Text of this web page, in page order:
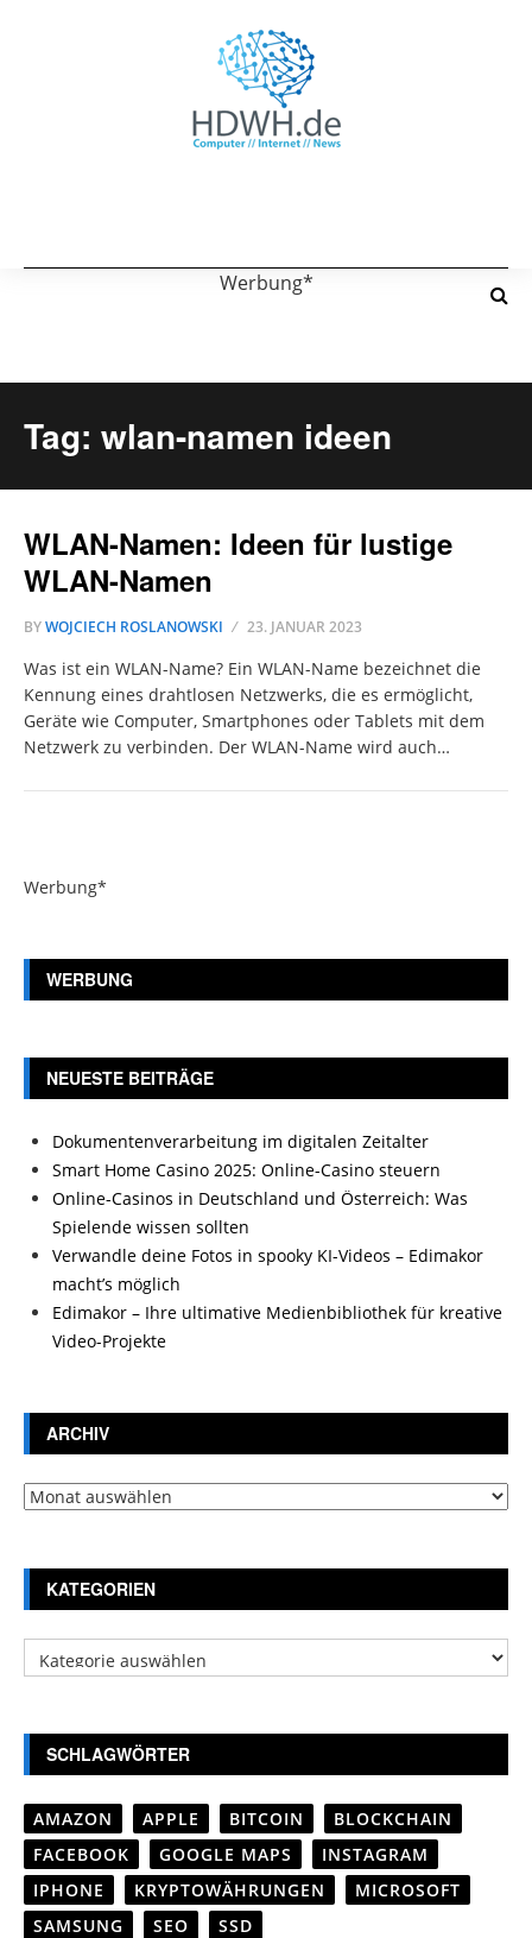
Werbung*
Tag: wlan-namen ideen
WLAN-Namen: Ideen für lustige
WLAN-Namen
BYWOJCIECH ROSLANOWSKI 23. JANUAR 2023
Was ist ein WLAN-Name? Ein WLAN-Name bezeichnet die
Kennung eines drahtlosen Netzwerks, die es ermöglicht,
Geräte wie Computer, Smartphones oder Tablets mit dem
Netzwerk zu verbinden. Der WLAN-Name wird auch…
Werbung*
WERBUNG
NEUESTE BEITRÄGE
Dokumentenverarbeitung im digitalen Zeitalter
Smart Home Casino 2025: Online-Casino steuern
Online-Casinos in Deutschland und Österreich: Was
Spielende wissen sollten
Verwandle deine Fotos in spooky KI-Videos – Edimakor
macht’s möglich
Edimakor – Ihre ultimative Medienbibliothek für kreative
Video-Projekte
ARCHIV
Archiv
KATEGORIEN
Kategorien
SCHLAGWÖRTER
AMAZON APPLE BITCOIN
BLOCKCHAIN
FACEBOOK
GOOGLE MAPS
INSTAGRAM
IPHONE
KRYPTOWÄHRUNGEN
MICROSOFT
SAMSUNG
SEO
SSD